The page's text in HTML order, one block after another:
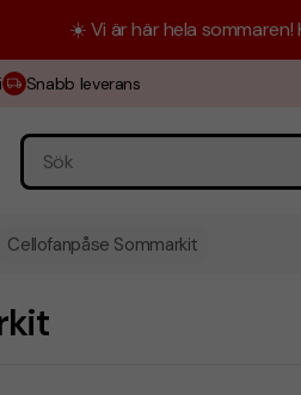
☀️ Vi är här hela
Snabb leverans
Cellofanpåse Sommarkit